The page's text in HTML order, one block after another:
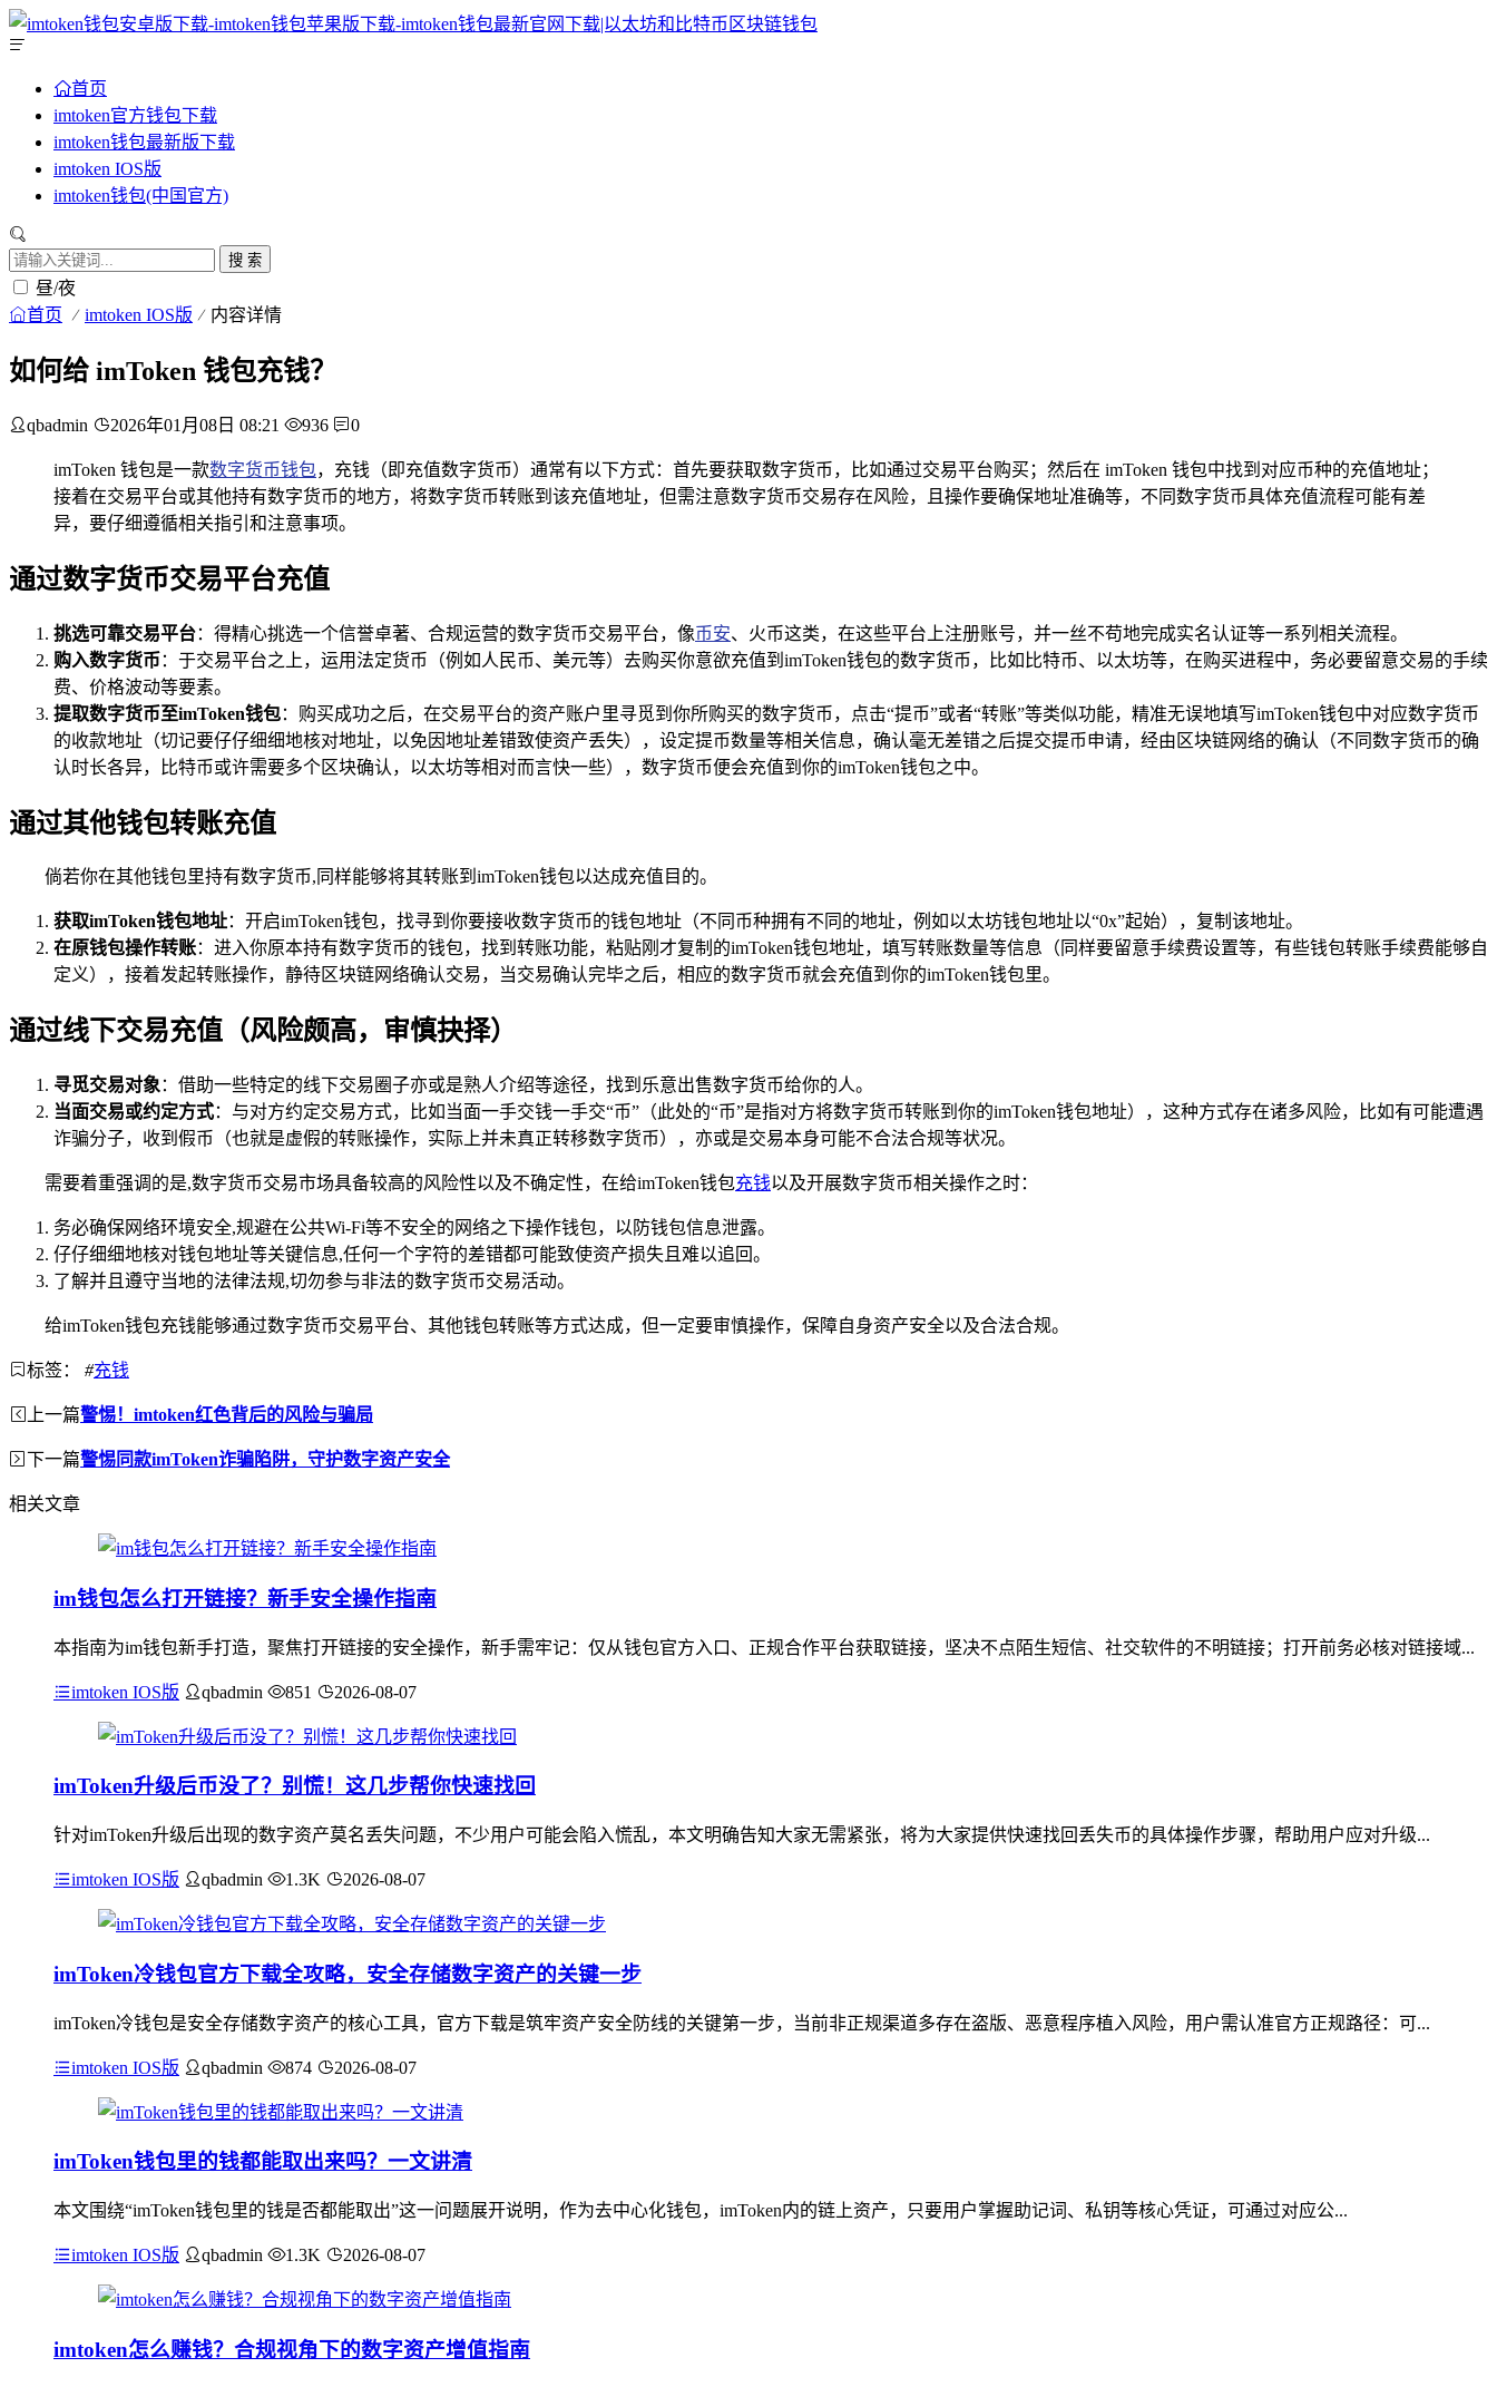
首页
imtoken官方钱包下载
imtoken钱包最新版下载
imtoken IOS版
imtoken钱包(中国官方)
搜 索
昼/夜
首页 imtoken IOS版 内容详情
如何给 imToken 钱包充钱？
qbadmin 2026年01月08日 08:21 936 0
imToken 钱包是一款数字货币钱包，充钱（即充值数字货币）通常有以下方式：首先要获取数字货币，比如通过交易平台购买；然后在 imToken 钱包中找到对应币种的充值地址；
接着在交易平台或其他持有数字货币的地方，将数字货币转账到该充值地址，但需注意数字货币交易存在风险，且操作要确保地址准确等，不同数字货币具体充值流程可能有差
异，要仔细遵循相关指引和注意事项。
通过数字货币交易平台充值
挑选可靠交易平台：得精心挑选一个信誉卓著、合规运营的数字货币交易平台，像币安、火币这类，在这些平台上注册账号，并一丝不苟地完成实名认证等一系列相关流程。
购入数字货币 ：于交易平台之上，运用法定货币（例如人民币、美元等）去购买你意欲充值到imToken钱包的数字货币，比如比特币、以太坊等，在购买进程中，务必要留意交易的手续
费、价格波动等要素。
提取数字货币至imToken钱包：购买成功之后，在交易平台的资产账户里寻觅到你所购买的数字货币，点击“提币”或者“转账”等类似功能，精准无误地填写imToken钱包中对应数字货币
的收款地址（切记要仔仔细细地核对地址，以免因地址差错致使资产丢失），设定提币数量等相关信息，确认毫无差错之后提交提币申请，经由区块链网络的确认（不同数字货币的确
认时长各异，比特币或许需要多个区块确认，以太坊等相对而言快一些），数字货币便会充值到你的imToken钱包之中。
通过其他钱包转账充值
倘若你在其他钱包里持有数字货币,同样能够将其转账到imToken钱包以达成充值目的。
获取imToken钱包地址：开启imToken钱包，找寻到你要接收数字货币的钱包地址（不同币种拥有不同的地址，例如以太坊钱包地址以“0x”起始），复制该地址。
在原钱包操作转账：进入你原本持有数字货币的钱包，找到转账功能，粘贴刚才复制的imToken钱包地址，填写转账数量等信息（同样要留意手续费设置等，有些钱包转账手续费能够自
定义），接着发起转账操作，静待区块链网络确认交易，当交易确认完毕之后，相应的数字货币就会充值到你的imToken钱包里。
通过线下交易充值（风险颇高，审慎抉择）
寻觅交易对象 ：借助一些特定的线下交易圈子亦或是熟人介绍等途径，找到乐意出售数字货币给你的人。
当面交易或约定方式：与对方约定交易方式，比如当面一手交钱一手交“币”（此处的“币”是指对方将数字货币转账到你的imToken钱包地址），这种方式存在诸多风险，比如有可能遭遇
诈骗分子，收到假币（也就是虚假的转账操作，实际上并未真正转移数字货币），亦或是交易本身可能不合法合规等状况。
需要着重强调的是,数字货币交易市场具备较高的风险性以及不确定性，在给imToken钱包充钱以及开展数字货币相关操作之时：
务必确保网络环境安全,规避在公共Wi-Fi等不安全的网络之下操作钱包，以防钱包信息泄露。
仔仔细细地核对钱包地址等关键信息,任何一个字符的差错都可能致使资产损失且难以追回。
了解并且遵守当地的法律法规,切勿参与非法的数字货币交易活动。
给imToken钱包充钱能够通过数字货币交易平台、其他钱包转账等方式达成，但一定要审慎操作，保障自身资产安全以及合法合规。
标签： #充钱
上一篇警惕！imtoken红色背后的风险与骗局
下一篇警惕同款imToken诈骗陷阱，守护数字资产安全
相关文章
im钱包怎么打开链接？新手安全操作指南
本指南为im钱包新手打造，聚焦打开链接的安全操作，新手需牢记：仅从钱包官方入口、正规合作平台获取链接，坚决不点陌生短信、社交软件的不明链接；打开前务必核对链接域...
imtoken IOS版 qbadmin 851 2026-08-07
imToken升级后币没了？别慌！这几步帮你快速找回
针对imToken升级后出现的数字资产莫名丢失问题，不少用户可能会陷入慌乱，本文明确告知大家无需紧张，将为大家提供快速找回丢失币的具体操作步骤，帮助用户应对升级...
imtoken IOS版 qbadmin 1.3K 2026-08-07
imToken冷钱包官方下载全攻略，安全存储数字资产的关键一步
imToken冷钱包是安全存储数字资产的核心工具，官方下载是筑牢资产安全防线的关键第一步，当前非正规渠道多存在盗版、恶意程序植入风险，用户需认准官方正规路径：可...
imtoken IOS版 qbadmin 874 2026-08-07
imToken钱包里的钱都能取出来吗？一文讲清
本文围绕“imToken钱包里的钱是否都能取出”这一问题展开说明，作为去中心化钱包，imToken内的链上资产，只要用户掌握助记词、私钥等核心凭证，可通过对应公...
imtoken IOS版 qbadmin 1.3K 2026-08-07
imtoken怎么赚钱？合规视角下的数字资产增值指南